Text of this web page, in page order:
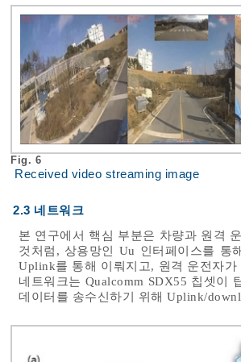
Fig. 6
Received video streaming image
2.3 네트워크
본 연구에서 핵심 부분은 차량과 원격
것처럼, 상용망인 Uu 인터페이스를
Uplink를 통해 이뤄지고, 원격 운전자
네트워크는 Qualcomm SDX55 칩셋이
데이터를 송수신하기 위해 Uplink/